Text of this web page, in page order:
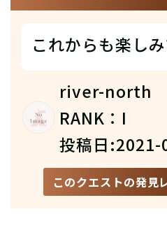
これからも楽しみ
river-north
RANK：I
投稿日:2021-
このクエストの発見